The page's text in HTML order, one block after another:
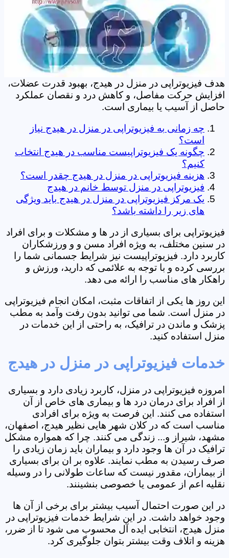
هدف فیزیوتراپی در منزل در هیدج، بهبود قدرت عضلات،
افزایش حرکت مفاصل، و کاهش درد و نقصان عملکرد
حاصل از آسیب یا بیماری است.
چه زمانی به فیزیوتراپی در منزل در هیدج نیاز
است؟
چگونه یک فیزیوتراپیست مناسب در هیدج انتخاب
کنیم؟
هزینه فیزیوتراپی در منزل در هیدج چقدر است؟
فیزیوتراپی در منزل توسط خانم در هیدج
یک مرکز فیزیوتراپی در منزل در هیدج باید ویژگی
های زیر را داشته باشد؟
فیزیوتراپی برای بسیاری از در ها و مشکلات و برای افراد
در سنین مختلف، به ویژه افراد مسن و و ورزشکاران
کاربرد دارد. فیزیوتراپیست نیز شرایط جسمانی شما را
بررسی کرده و با توجه به علائمی که دارید، ورزش و
راهکار های مناسب را ارائه می دهد.
این روز ها یکی از اتفاقات مثبت، امکان انجام فیزیوتراپی
در منزل است. شما می توانید بدون رفت وآمد به مطب
پزشک و ماندن در ترافیک، به راحتی از این خدمات در
منزل استفاده کنید.
خدمات فیزیوتراپی در منزل در هیدج
امروزه فیزیوتراپی در منزل، کاربرد زیادی دارد و بسیاری
از افراد برای درمان درد ها و بیماری های خاص از آن
استفاده می کنند. این فرصت به ویژه برای افرادی
مناسب است که در کلان شهر هایی نظیر هیدج، اصفهان،
مشهد، شیراز و... زندگی می کنند. چرا که همواره مشکل
ترافیک در آن ها وجود دارد و بیماران باید زمان زیادی را
صرف رسیدن به مطب نمایند. علاوه بر ان برای بسیاری
از بیماران، مقدور نیست که ساعات طولانی را در وسیله
نقلیه اعم از عمومی یا خصوصی بنشینند.
در این صورت احتمال آسیب بیشتر برای برخی از آن ها
وجود خواهد داشت. در این شرایط خدمات فیزیوتراپی در
منزل هیدج، انتخابی ایده آل محسوب می شود تا از ضرر،
هزینه و اتلاف وقت بیشتر بتوان جلوگیری کرد.